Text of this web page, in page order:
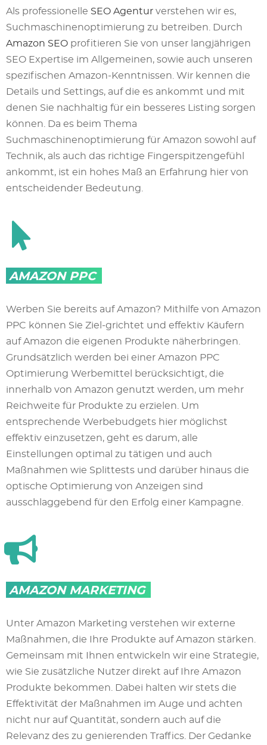
Als professionelle SEO Agentur verstehen wir es,
Suchmaschinenoptimierung zu betreiben. Durch
Amazon SEO profitieren Sie von unser langjährigen
SEO Expertise im Allgemeinen, sowie auch unseren
spezifischen Amazon-Kenntnissen. Wir kennen die
Details und Settings, auf die es ankommt und mit
denen Sie nachhaltig für ein besseres Listing sorgen
können. Da es beim Thema
Suchmaschinenoptimierung für Amazon sowohl auf
Technik, als auch das richtige Fingerspitzengefühl
ankommt, ist ein hohes Maß an Erfahrung hier von
entscheidender Bedeutung.
AMAZON PPC
Werben Sie bereits auf Amazon? Mithilfe von Amazon
PPC können Sie Ziel-grichtet und effektiv Käufern
auf Amazon die eigenen Produkte näherbringen.
Grundsätzlich werden bei einer Amazon PPC
Optimierung Werbemittel berücksichtigt, die
innerhalb von Amazon genutzt werden, um mehr
Reichweite für Produkte zu erzielen. Um
entsprechende Werbebudgets hier möglichst
effektiv einzusetzen, geht es darum, alle
Einstellungen optimal zu tätigen und auch
Maßnahmen wie Splittests und darüber hinaus die
optische Optimierung von Anzeigen sind
ausschlaggebend für den Erfolg einer Kampagne.
AMAZON MARKETING
Unter Amazon Marketing verstehen wir externe
Maßnahmen, die Ihre Produkte auf Amazon stärken.
Gemeinsam mit Ihnen entwickeln wir eine Strategie,
wie Sie zusätzliche Nutzer direkt auf Ihre Amazon
Produkte bekommen. Dabei halten wir stets die
Effektivität der Maßnahmen im Auge und achten
nicht nur auf Quantität, sondern auch auf die
Relevanz des zu genierenden Traffics. Der Gedanke